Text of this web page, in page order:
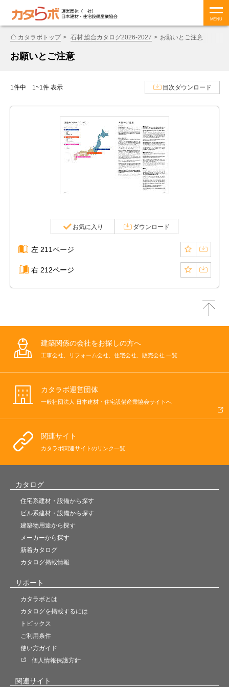
MENU
カタラボトップ 石材 総合カタログ2026-2027 お願いとご注意
お願いとご注意
1件中 1~1件 表示 目次ダウンロード
お気に入り ダウンロード
左 211ページ
右 212ページ
建築関係の会社をお探しの方へ
工事会社、リフォーム会社、住宅会社、販売会社 一覧
カタラボ運営団体
一般社団法人 日本建材・住宅設備産業協会サイトへ
関連サイト
カタラボ関連サイトのリンク一覧
カタログ
住宅系建材・設備から探す
ビル系建材・設備から探す
建築物用途から探す
メーカーから探す
新着カタログ
カタログ掲載情報
サポート
カタラボとは
カタログを掲載するには
トピックス
ご利用条件
使い方ガイド
個人情報保護方針
関連サイト